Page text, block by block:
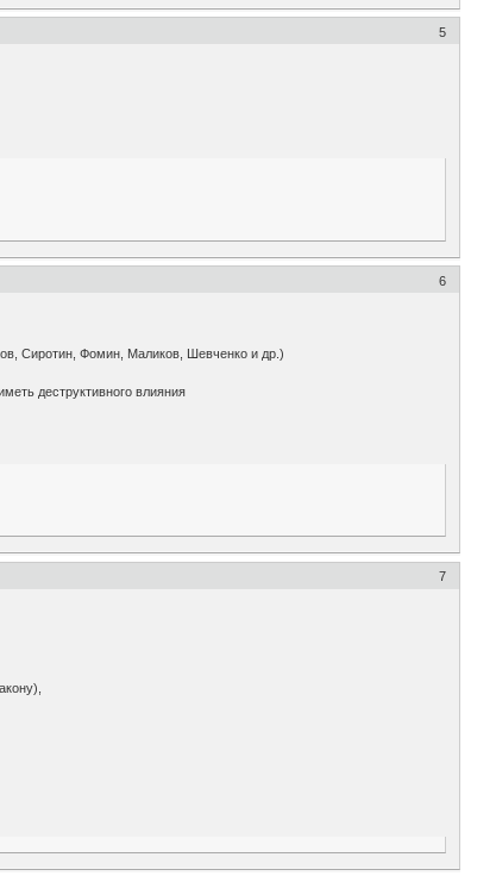
5
6
Сиротин, Фомин, Маликов, Шевченко и др.)
деструктивного влияния
7